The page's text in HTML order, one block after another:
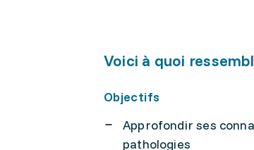
Voici à quoi
Objectifs
Approfondir ses
pathologies